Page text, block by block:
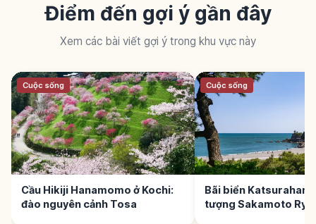
Điểm đến gợi ý gần đây
Xem các bài viết gợi ý trong khu vực này
Cuộc sống
Cầu Hikiji Hanamomo ở Kochi:
đào nguyên cảnh Tosa
Cuộc sống
Bãi biển
tượng Sakamoto